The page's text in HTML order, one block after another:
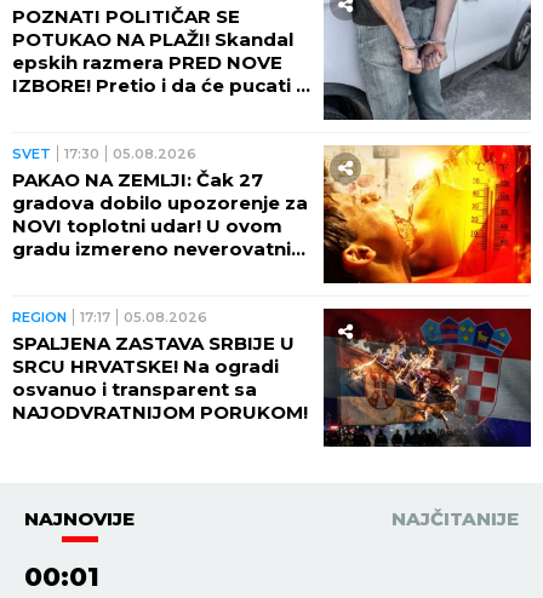
POZNATI POLITIČAR SE
POTUKAO NA PLAŽI! Skandal
epskih razmera PRED NOVE
IZBORE! Pretio i da će pucati u
SVET 17:30 05.08.2026
PAKAO NA ZEMLJI: Čak 27
gradova dobilo upozorenje za
NOVI toplotni udar! U ovom
gradu izmereno neverovatnih
REGION 17:17 05.08.2026
SPALJENA ZASTAVA SRBIJE U
SRCU HRVATSKE! Na ogradi
osvanuo i transparent sa
NAJODVRATNIJOM PORUKOM!
NAJNOVIJE NAJČITANIJE
00:01